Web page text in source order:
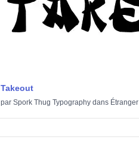
Takeout
par Spork Thug Typographydans Étranger